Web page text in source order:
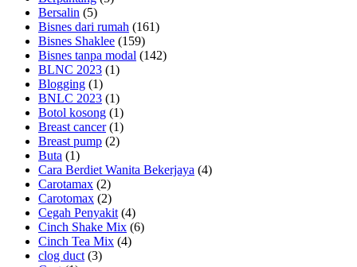
Bersalin (5)
Bisnes dari rumah (161)
Bisnes Shaklee (159)
Bisnes tanpa modal (142)
BLNC 2023 (1)
Blogging (1)
BNLC 2023 (1)
Botol kosong (1)
Breast cancer(1)
Breast pump (2)
Buta (1)
Cara Berdiet Wanita Bekerjaya (4)
Carotamax (2)
Carotomax (2)
Cegah Penyakit (4)
Cinch Shake Mix (6)
Cinch Tea Mix (4)
clog duct (3)